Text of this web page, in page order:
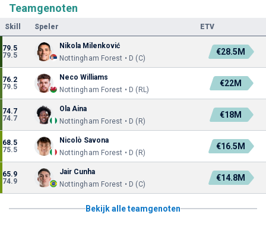
Teamgenoten
Skill Speler ETV
79.5
79.5
Nikola Milenković
Nottingham Forest • D (C)
€28.5M
76.2
79.5
Neco Williams
Nottingham Forest • D (RL)
€22M
74.7
74.7
Ola Aina
Nottingham Forest • D (R)
€18M
68.5
75.5
Nicolò Savona
Nottingham Forest • D (R)
€16.5M
65.9
74.9
Jair Cunha
Nottingham Forest • D (C)
€14.8M
Bekijk alle teamgenoten